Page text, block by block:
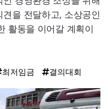
을 전달하고, 소상공인
활동을 이어갈 계획이
최저임금 결의대회